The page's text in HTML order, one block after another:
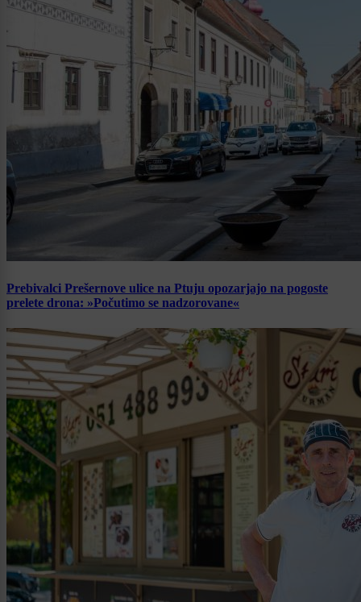
Prebivalci Prešernove ulice na Ptuju opozarjajo na pogoste
prelete drona: »Počutimo se nadzorovane«